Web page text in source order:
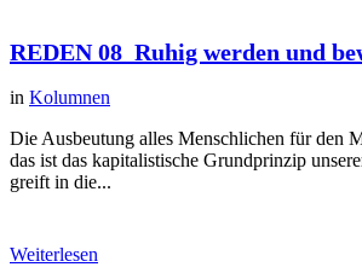
REDEN 08_Ruhig werden und
in Kolumnen
Die Ausbeutung alles Menschlichen für den
das ist das kapitalistische Grundprinzip
greift in die...
Weiterlesen